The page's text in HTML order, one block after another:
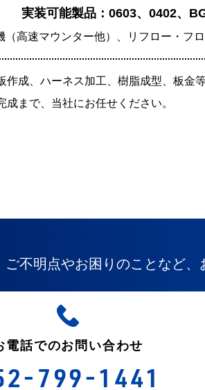
実装可能製品：0603、0402、
（高速マウンター他）、リフロー・フ
作成、ハーネス加工、樹脂成型、板金
成まで、当社にお任せください。
ご不明点やお困りのことなど
電話でのお問い合わせ
799-1441